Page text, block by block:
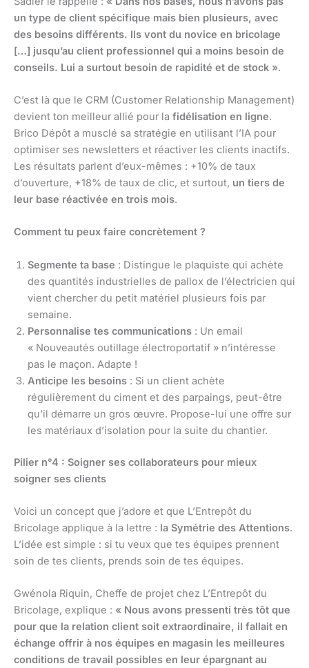
un type de client spécifique mais bien plusieurs, avec
des besoins différents. Ils vont du novice en bricolage
[…] jusqu’au client professionnel qui a moins besoin de
conseils. Lui a surtout besoin de rapidité et de stock ».
C’est là que le CRM (Customer Relationship Management)
devient ton meilleur allié pour la fidélisation en ligne.
Brico Dépôt a musclé sa stratégie en utilisant l’IA pour
optimiser ses newsletters et réactiver les clients inactifs.
Les résultats parlent d’eux-mêmes : +10% de taux
d’ouverture, +18% de taux de clic, et surtout, un tiers de
leur base réactivée en trois mois.
Comment tu peux faire concrètement ?
Segmente ta base : Distingue le plaquiste qui achète
des quantités industrielles de pallox de l’électricien qui
vient chercher du petit matériel plusieurs fois par
semaine.
Personnalise tes communications : Un email
« Nouveautés outillage électroportatif » n’intéresse
pas le maçon. Adapte !
Anticipe les besoins : Si un client achète
régulièrement du ciment et des parpaings, peut-être
qu’il démarre un gros œuvre. Propose-lui une offre sur
les matériaux d’isolation pour la suite du chantier.
Pilier n°4 : Soigner ses collaborateurs pour mieux
soigner ses clients
Voici un concept que j’adore et que L’Entrepôt du
Bricolage applique à la lettre : la Symétrie des Attentions.
L’idée est simple : si tu veux que tes équipes prennent
soin de tes clients, prends soin de tes équipes.
Gwénola Riquin, Cheffe de projet chez L’Entrepôt du
Bricolage, explique : « Nous avons pressenti très tôt que
pour que la relation client soit extraordinaire, il fallait en
échange offrir à nos équipes en magasin les meilleures
conditions de travail possibles en leur épargnant au